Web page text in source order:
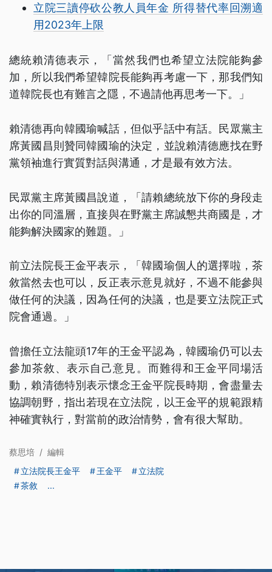
立院三讀停砍公教人員年金 所得替代率回溯適
用2023年上限
總統賴清德表示，「當然我們也希望立法院能夠參
加，所以我們希望韓院長能夠再考慮一下，那我們知
道韓院長也有難言之隱，不過請他再思考一下。」
賴清德再向韓國瑜喊話，但似乎話中有話。民眾黨主
席黃國昌則贊同韓國瑜的決定，並說賴清德應找在野
黨領袖進行實質對話與溝通，才是最有效方法。
民眾黨主席黃國昌說道，「請賴總統放下你的身段走
出你的同溫層，直接與在野黨主席誠懇共商國是，才
能夠解決國家的難題。」
前立法院長王金平表示，「韓國瑜個人的選擇啦，茶
敘當然去也可以，反正表示意見就好，不過不能參與
做任何的決議，因為任何的決議，也是要立法院正式
院會通過。」
曾擔任立法龍頭17年的王金平認為，韓國瑜仍可以去
參加茶敘、表示自己意見。而難得和王金平同場活
動，賴清德特別表示懷念王金平院長時期，會盡量去
協調朝野，指出若現在立法院，以王金平的規範跟精
神確實執行，對當前的政治情勢，會有很大幫助。
蔡思培 / 編輯
立法院長王金平
王金平
立法院
茶敘
...